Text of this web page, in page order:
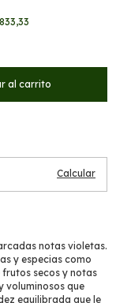
Calcular
notas violetas.
y especias como
secos y notas
voluminosos que
equilibrada que le